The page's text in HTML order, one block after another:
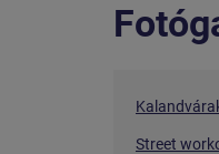
Street